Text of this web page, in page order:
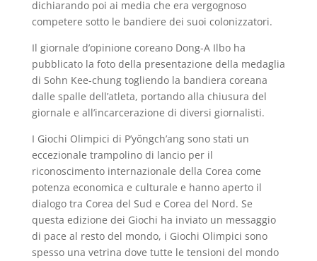
dichiarando poi ai media che era vergognoso
competere sotto le bandiere dei suoi colonizzatori.
Il giornale d’opinione coreano Dong-A Ilbo ha
pubblicato la foto della presentazione della medaglia
di Sohn Kee-chung togliendo la bandiera coreana
dalle spalle dell’atleta, portando alla chiusura del
giornale e all’incarcerazione di diversi giornalisti.
I Giochi Olimpici di P’yŏngch’ang sono stati un
eccezionale trampolino di lancio per il
riconoscimento internazionale della Corea come
potenza economica e culturale e hanno aperto il
dialogo tra Corea del Sud e Corea del Nord. Se
questa edizione dei Giochi ha inviato un messaggio
di pace al resto del mondo, i Giochi Olimpici sono
spesso una vetrina dove tutte le tensioni del mondo